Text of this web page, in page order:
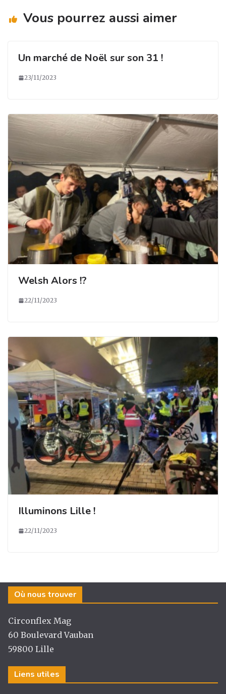
Vous pourrez aussi aimer
Un marché de Noël sur son 31 !
23/11/2023
Welsh Alors !?
22/11/2023
Illuminons Lille !
22/11/2023
Où nous trouver
Circonflex Mag
60 Boulevard Vauban
59800 Lille
Liens utiles